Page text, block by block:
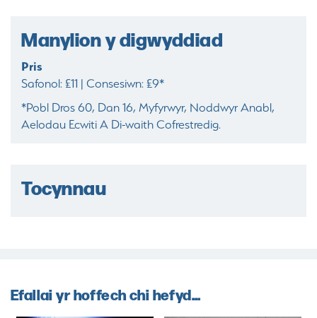
Manylion y digwyddiad
Pris
Safonol: £11 | Consesiwn: £9*
*Pobl Dros 60, Dan 16, Myfyrwyr, Noddwyr Anabl,
Aelodau Ecwiti A Di-waith Cofrestredig.
Tocynnau
Efallai yr hoffech chi hefyd...